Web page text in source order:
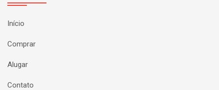
Início
Comprar
Alugar
Contato